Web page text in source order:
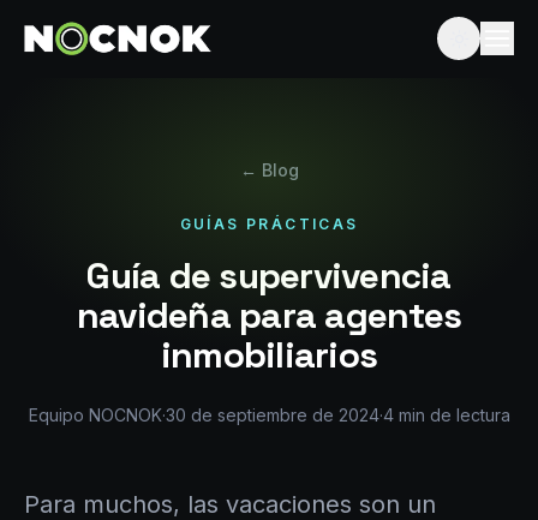
← Blog
GUÍAS PRÁCTICAS
Guía de supervivencia
navideña para agentes
inmobiliarios
Equipo NOCNOK·30 de septiembre de 2024·4min de lectura
Para muchos, las vacaciones son un